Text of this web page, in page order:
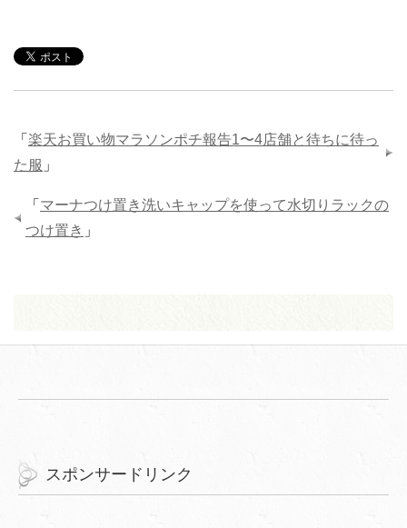
「 楽天お買い物マラソンポチ報告1〜4店舗と待ちに待っ
た服 」
「 マーナつけ置き洗いキャップを使って水切りラックの
つけ置き 」
スポンサードリンク